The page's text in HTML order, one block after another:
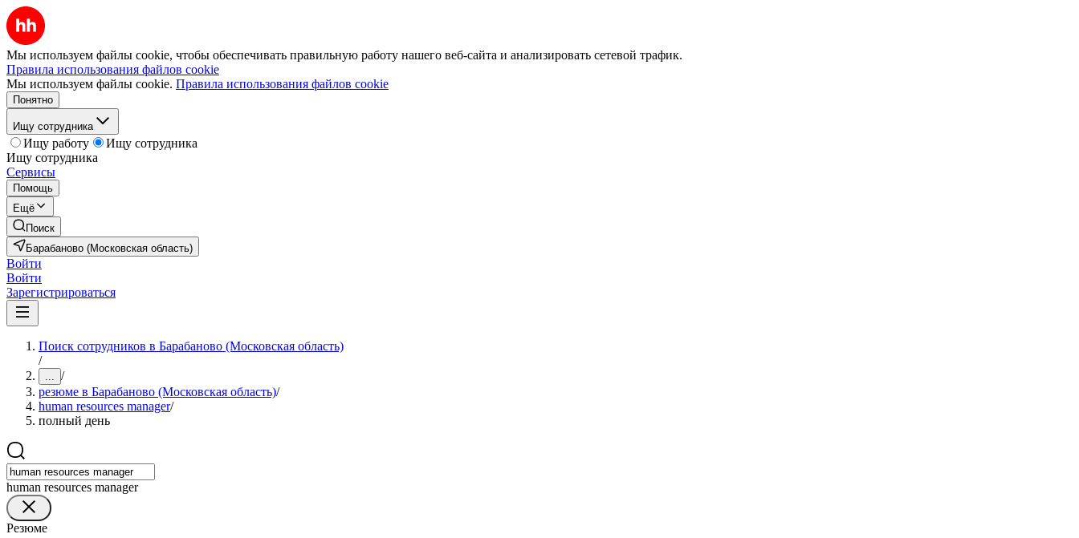
Мы используем файлы cookie, чтобы обеспечивать правильную работу нашего веб-сайта и анализировать сетевой трафик.
Правила использования файлов cookie
Мы используем файлы cookie. Правила использования файлов cookie
Понятно
Ищу сотрудника
Ищу работу
Ищу сотрудника
Ищу сотрудника
Сервисы
Помощь
Ещё
Поиск
Барабаново (Московская область)
Войти
Войти
Зарегистрироваться
Поиск сотрудников в Барабаново (Московская область)
/
... /
резюме в Барабаново (Московская область)/
human resources manager/
полный день
human resources manager
Резюме